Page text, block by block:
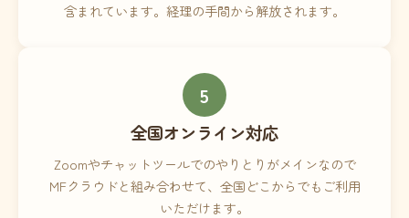
含まれています。経理の手間から解放されます。
5
全国オンライン対応
Zoomやチャットツールでのやりとりがメインなので
MFクラウドと組み合わせて、全国どこからでもご利用
いただけます。